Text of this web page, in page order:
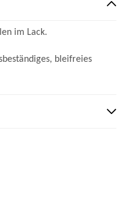
im Lack.
bleifreies